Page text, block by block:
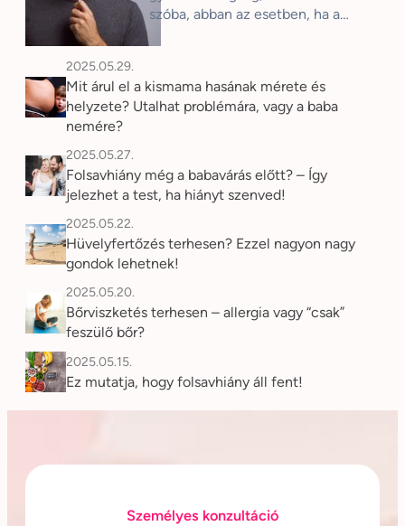
szóba, abban az esetben, ha a…
2025.05.29.
Mit árul el a kismama hasának mérete és
helyzete? Utalhat problémára, vagy a baba
nemére?
2025.05.27.
Folsavhiány még a babavárás előtt? – Így
jelezhet a test, ha hiányt szenved!
2025.05.22.
Hüvelyfertőzés terhesen? Ezzel nagyon nagy
gondok lehetnek!
2025.05.20.
Bőrviszketés terhesen – allergia vagy “csak”
feszülő bőr?
2025.05.15.
Ez mutatja, hogy folsavhiány áll fent!
Személyes konzultáció